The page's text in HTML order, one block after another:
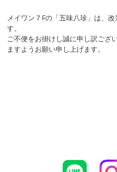
メイワン７Fの「五味八珍」は、
す。
ご不便をお掛けし誠に申し訳ござ
ますようお願い申し上げます。